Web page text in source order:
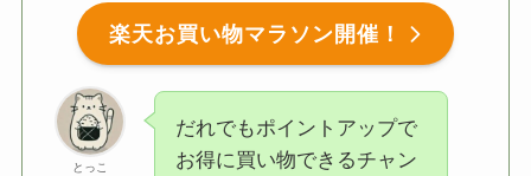
楽天お買い物マラソン開催！
とっこ
だれでもポイントアップで
お得に買い物できるチャン